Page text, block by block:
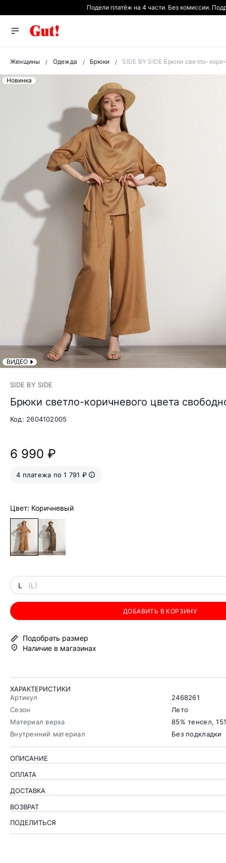
Подели платёж на 4 части. Без комиссии.
Женщины Одежда Брюки SIDE BY SIDE Брюки светло-
Новинка
ВИДЕО
SIDE BY SIDE
Брюки светло-коричневого цвета
Код: 2604102005
6 990 ₽
4 платежа по 1 791 ₽
Цвет: Коричневый
L (L)
ДОБАВИТЬ В КОРЗИНУ
Подобрать размер
Наличие в магазинах
ХАРАКТЕРИСТИКИ
Артикул
2468261
Сезон
Лето
Материал верха
85% тенсел,
Внутренний материал
Без подкладки
ОПИСАНИЕ
ОПЛАТА
ДОСТАВКА
ВОЗВРАТ
ПОДЕЛИТЬСЯ